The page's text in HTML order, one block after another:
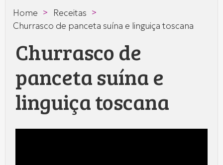
Home > Receitas >
Churrasco de panceta suína e linguiça toscana
Churrasco de
panceta suína e
linguiça toscana